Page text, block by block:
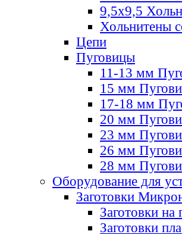
9,5х9,5
Хольнитены
Цепи
Пуговицы
11-13 мм
15 мм
17-18 мм
20 мм
23 мм
26 мм
28 мм
Оборудование для
Заготовки
Заготовки на
Заготовки